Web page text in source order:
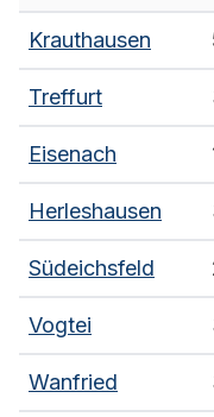
Krauthausen
Treffurt
Eisenach
Herleshausen
Südeichsfeld
Vogtei
Wanfried